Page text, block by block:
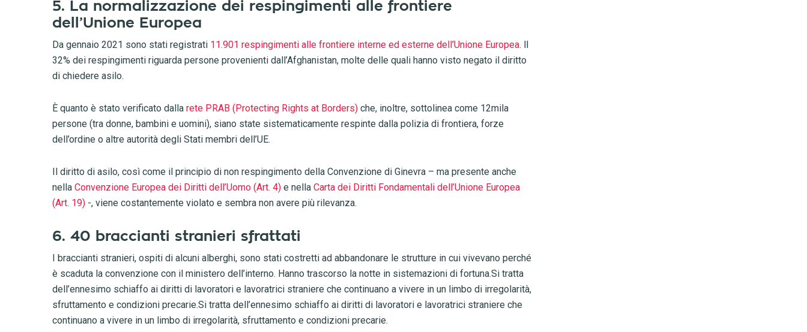
5. La normalizzazione dei respingimenti alle frontiere
dell’Unione Europea
Da gennaio 2021 sono stati registrati 11.901 respingimenti alle frontiere interne ed esterne dell’Unione Europea. ll
32% dei respingimenti riguarda persone provenienti dall’Afghanistan, molte delle quali hanno visto negato il diritto
di chiedere asilo.
È quanto è stato verificato dalla rete PRAB (Protecting Rights at Borders) che, inoltre, sottolinea come 12mila
persone (tra donne, bambini e uomini), siano state sistematicamente respinte dalla polizia di frontiera, forze
dell’ordine o altre autorità degli Stati membri dell’UE.
Il diritto di asilo, così come il principio di non respingimento della Convenzione di Ginevra – ma presente anche
nella Convenzione Europea dei Diritti dell’Uomo (Art. 4) e nella Carta dei Diritti Fondamentali dell’Unione Europea
(Art. 19) -, viene costantemente violato e sembra non avere più rilevanza.
6. 40 braccianti stranieri sfrattati
I braccianti stranieri, ospiti di alcuni alberghi, sono stati costretti ad abbandonare le strutture in cui vivevano perché
è scaduta la convenzione con il ministero dell’interno. Hanno trascorso la notte in sistemazioni di fortuna.Si tratta
dell’ennesimo schiaffo ai diritti di lavoratori e lavoratrici straniere che continuano a vivere in un limbo di irregolarità,
sfruttamento e condizioni precarie.Si tratta dell’ennesimo schiaffo ai diritti di lavoratori e lavoratrici straniere che
continuano a vivere in un limbo di irregolarità, sfruttamento e condizioni precarie.